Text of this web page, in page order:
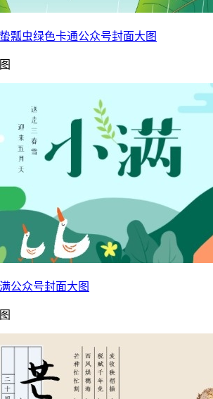
瓢虫绿色卡通公众号封面大图
公众号封面大图